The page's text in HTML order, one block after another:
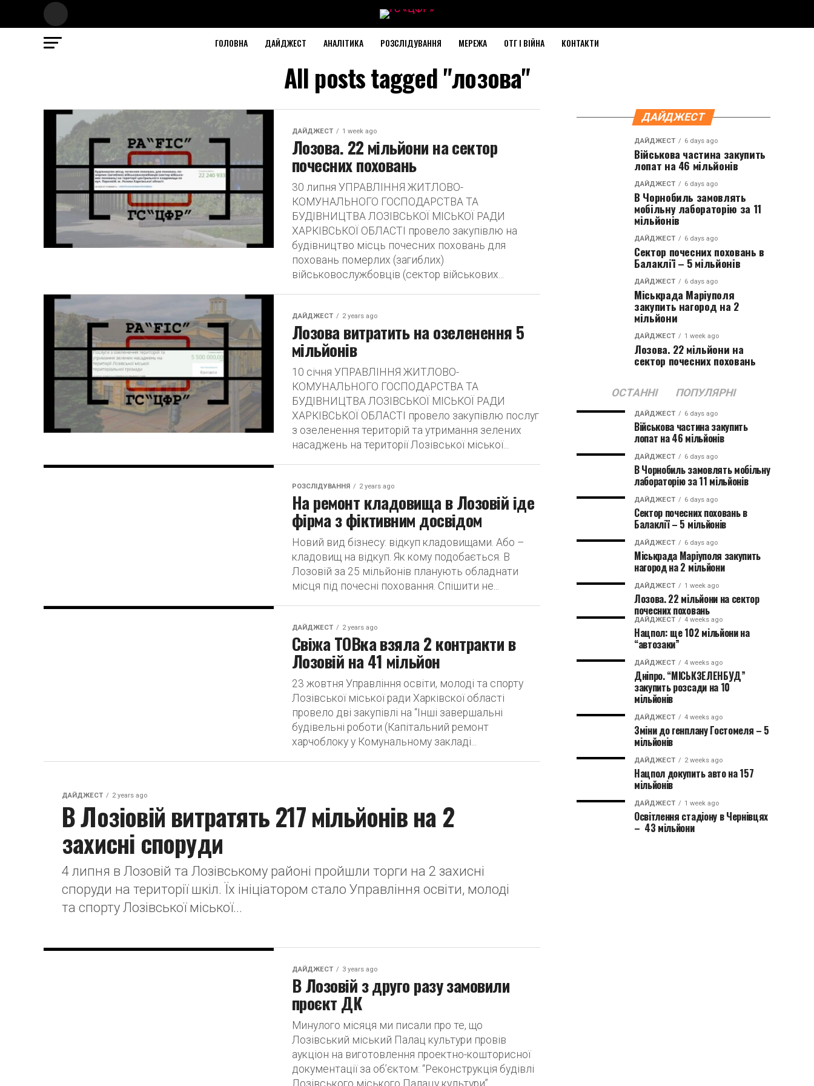
ГОЛОВНА ДАЙДЖЕСТ АНАЛІТИКА РОЗСЛІДУВАННЯ МЕРЕЖА ОТГ І ВІЙНА КОНТАКТИ
All posts tagged "лозова"
ДАЙДЖЕСТ 1 week ago
Лозова. 22 мільйони на сектор
почесних поховань
30 липня УПРАВЛІННЯ ЖИТЛОВО-
КОМУНАЛЬНОГО ГОСПОДАРСТВА ТА
БУДІВНИЦТВА ЛОЗІВСЬКОЇ МІСЬКОЇ РАДИ
ХАРКІВСЬКОЇ ОБЛАСТІ провело закупівлю на
будівництво місць почесних поховань для
поховань померлих (загиблих)
військовослужбовців (сектор військових...
ДАЙДЖЕСТ 2 years ago
Лозова витратить на озеленення 5
мільйонів
10 січня УПРАВЛІННЯ ЖИТЛОВО-
КОМУНАЛЬНОГО ГОСПОДАРСТВА ТА
БУДІВНИЦТВА ЛОЗІВСЬКОЇ МІСЬКОЇ РАДИ
ХАРКІВСЬКОЇ ОБЛАСТІ провело закупівлю послуг
з озеленення територій та утримання зелених
насаджень на території Лозівської міської...
РОЗСЛІДУВАННЯ 2 years ago
На ремонт кладовища в Лозовій іде
фірма з фіктивним досвідом
Новий вид бізнесу: відкуп кладовищами. Або –
кладовищ на відкуп. Як кому подобається. В
Лозовій за 25 мільйонів планують обладнати
місця під почесні поховання. Спішити не...
ДАЙДЖЕСТ 2 years ago
Свіжа ТОВка взяла 2 контракти в
Лозовій на 41 мільйон
23 жовтня Управління освіти, молоді та спорту
Лозівської міської ради Харківскої області
провело дві закупівлі на “Інші завершальні
будівельні роботи (Капітальний ремонт
харчоблоку у Комунальному закладі...
ДАЙДЖЕСТ 2 years ago
В Лозіовій витратять 217 мільйонів на 2
захисні споруди
4 липня в Лозовій та Лозівському районі пройшли торги на 2 захисні
споруди на території шкіл. Їх ініціатором стало Управління освіти, молоді
та спорту Лозівської міської...
ДАЙДЖЕСТ 3 years ago
В Лозовій з друго разу замовили
проєкт ДК
Минулого місяця ми писали про те, що
Лозівський міський Палац культури провів
аукціон на виготовлення проектно-кошторисної
документації за об’єктом: “Реконструкція будівлі
Лозівського міського Палацу культури”
ДАЙДЖЕСТ
ДАЙДЖЕСТ 6 days ago
Військова частина закупить
лопат на 46 мільйонів
ДАЙДЖЕСТ 6 days ago
В Чорнобиль замовлять
мобільну лабораторію за 11
мільйонів
ДАЙДЖЕСТ 6 days ago
Сектор почесних поховань в
Балаклії – 5 мільйонів
ДАЙДЖЕСТ 6 days ago
Міськрада Маріуполя
закупить нагород на 2
мільйони
ДАЙДЖЕСТ 1 week ago
Лозова. 22 мільйони на
сектор почесних поховань
ОСТАННІ ПОПУЛЯРНІ
ДАЙДЖЕСТ 6 days ago
Військова частина закупить
лопат на 46 мільйонів
ДАЙДЖЕСТ 6 days ago
В Чорнобиль замовлять мобільну
лабораторію за 11 мільйонів
ДАЙДЖЕСТ 6 days ago
Сектор почесних поховань в
Балаклії – 5 мільйонів
ДАЙДЖЕСТ 6 days ago
Міськрада Маріуполя закупить
нагород на 2 мільйони
ДАЙДЖЕСТ 1 week ago
Лозова. 22 мільйони на сектор
почесних поховань
ДАЙДЖЕСТ 4 weeks ago
Нацпол: ще 102 мільйони на
“автозаки”
ДАЙДЖЕСТ 4 weeks ago
Дніпро. “МІСЬКЗЕЛЕНБУД”
закупить розсади на 10
мільйонів
ДАЙДЖЕСТ 4 weeks ago
Зміни до генплану Гостомеля – 5
мільйонів
ДАЙДЖЕСТ 2 weeks ago
Нацпол докупить авто на 157
мільйонів
ДАЙДЖЕСТ 1 week ago
Освітлення стадіону в Чернівцях
– 43 мільйони